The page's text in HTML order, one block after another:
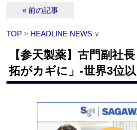
« 前の記事
TOP > HEADLINE NEWS ∨
【参天製薬】古門副社
拓がカギに」‐世界3位